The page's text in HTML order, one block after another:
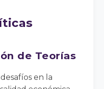
de Teorías
en la